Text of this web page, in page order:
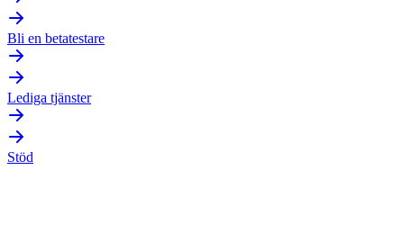
Bli en betatestare
Lediga tjänster
Stöd